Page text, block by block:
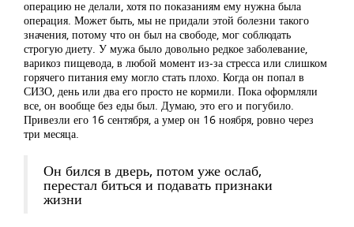
операцию не делали, хотя по показаниям ему нужна была
операция. Может быть, мы не придали этой болезни такого
значения, потому что он был на свободе, мог соблюдать
строгую диету. У мужа было довольно редкое заболевание,
варикоз пищевода, в любой момент из-за стресса или слишком
горячего питания ему могло стать плохо. Когда он попал в
СИЗО, день или два его просто не кормили. Пока оформляли
все, он вообще без еды был. Думаю, это его и погубило.
Привезли его 16 сентября, а умер он 16 ноября, ровно через
три месяца.
Он бился в дверь, потом уже ослаб,
перестал биться и подавать признаки
жизни